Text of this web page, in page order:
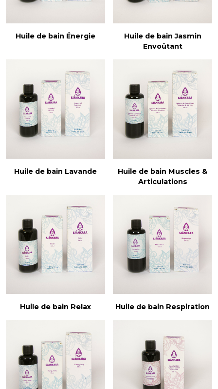
Huile de bain Énergie
Huile de bain Jasmin
Envoûtant
Huile de bain Lavande
Huile de bain Muscles &
Articulations
Huile de bain Relax Huile de bain Respiration